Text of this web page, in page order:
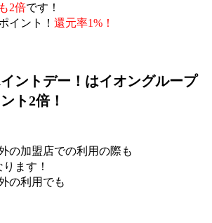
2倍です！
イント！ 還元率1%！
ントデー！はイオングループ
ト2倍！
の加盟店での利用の際も
ります！
の利用でも